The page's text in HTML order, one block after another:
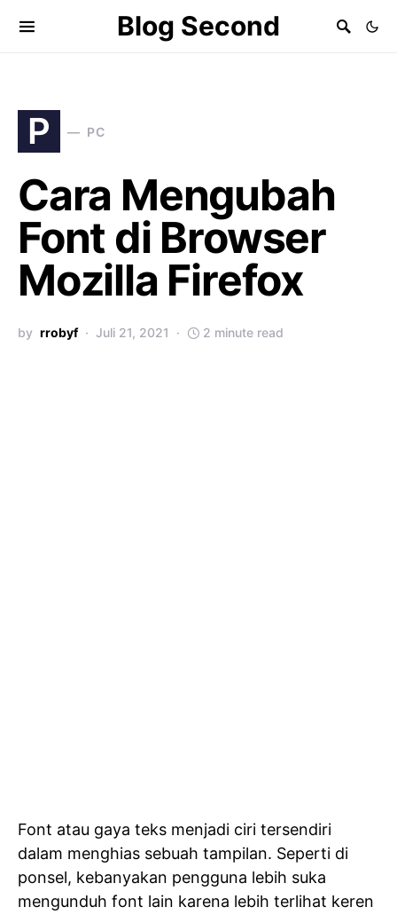
Blog Second
P PC
Cara Mengubah
Font di Browser
Mozilla Firefox
by rrobyf Juli 21, 2021 2 minute read
Font atau gaya teks menjadi ciri tersendiri
dalam menghias sebuah tampilan. Seperti di
ponsel, kebanyakan pengguna lebih suka
mengunduh font lain karena lebih terlihat keren